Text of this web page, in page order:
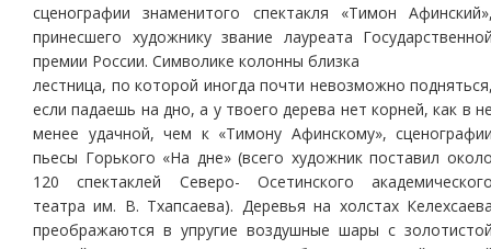
сценографии знаменитого спектакля «Тимон
принесшего художнику звание лауреата
премии России. Символике колонны близка
лестница, по которой иногда почти невозможно
если падаешь на дно, а у твоего дерева нет корней, как в
менее удачной, чем к «Тимону Афинскому»,
пьесы Горького «На дне» (всего художник поставил
120 спектаклей Северо- Осетинского
театра им. В. Тхапсаева). Деревья на холстах
преображаются в упругие воздушные шары с